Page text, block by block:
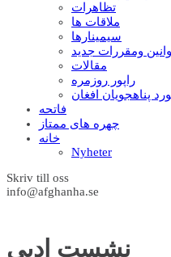
تظاهرات
ملاقات ها
سيمينارها
ومقررات جديد
مقالات
راپور روزمره
پناهجويان افغان
فاتحه
چهره های ممتاز
خانه
Nyheter
Skriv till oss
info@afghanha.se
نشست ادبی